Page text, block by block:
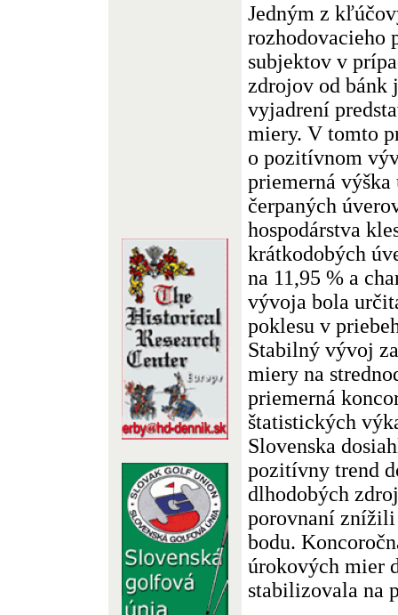
Jedným z
rozhodovacieho
subjektov v
zdrojov od bánk
vyjadrení
miery. V tomto
o pozitívnom
priemerná
čerpaných
hospodárstva
krátkodobých
na 11,95 % a
vývoja bola
poklesu v
Stabilný vývoj
miery na
priemerná
štatistických
Slovenska
pozitívny trend
dlhodobých
porovnaní znížili
bodu.
úrokových mier
stabilizovala na